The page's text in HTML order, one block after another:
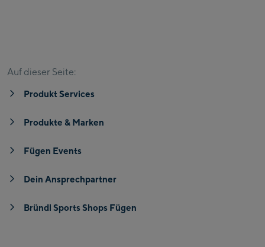
Auf dieser Seite:
Produkt Services
Produkte & Marken
Fügen Events
Dein Ansprechpartner
Bründl Sports Shops Fügen